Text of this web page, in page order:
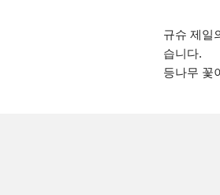
규슈 제일
습니다.
등나무 꽃